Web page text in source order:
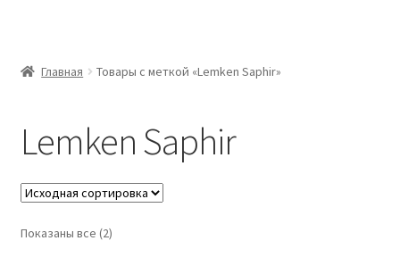
Главная Товары с меткой «Lemken Saphir»
Lemken Saphir
Показаны все (2)